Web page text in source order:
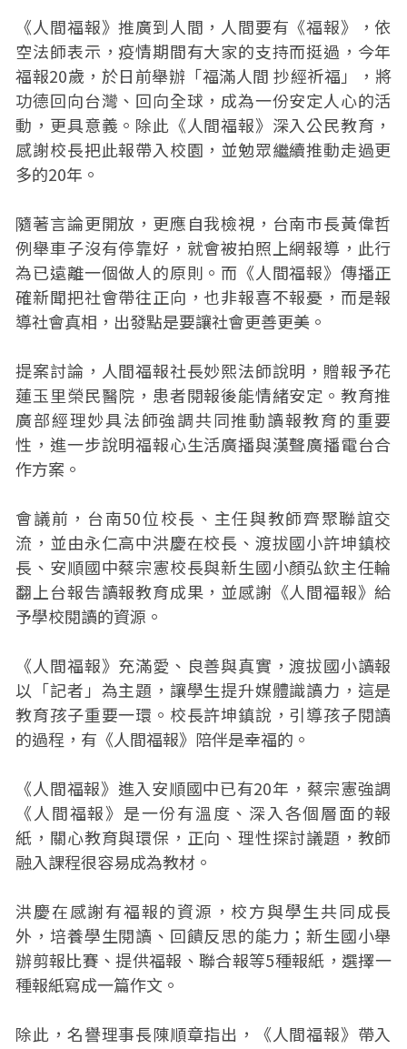
《人間福報》推廣到人間，人間要有《福報》，依
空法師表示，疫情期間有大家的支持而挺過，今年
福報20歲，於日前舉辦「福滿人間 抄經祈福」，將
功德回向台灣、回向全球，成為一份安定人心的活
動，更具意義。除此《人間福報》深入公民教育，
感謝校長把此報帶入校園，並勉眾繼續推動走過更
多的20年。
隨著言論更開放，更應自我檢視，台南市長黃偉哲
例舉車子沒有停靠好，就會被拍照上網報導，此行
為已遠離一個做人的原則。而《人間福報》傳播正
確新聞把社會帶往正向，也非報喜不報憂，而是報
導社會真相，出發點是要讓社會更善更美。
提案討論，人間福報社長妙熙法師說明，贈報予花
蓮玉里榮民醫院，患者閱報後能情緒安定。教育推
廣部經理妙具法師強調共同推動讀報教育的重要
性，進一步說明福報心生活廣播與漢聲廣播電台合
作方案。
會議前，台南50位校長、主任與教師齊聚聯誼交
流，並由永仁高中洪慶在校長、渡拔國小許坤鎮校
長、安順國中蔡宗憲校長與新生國小顏弘欽主任輪
翻上台報告讀報教育成果，並感謝《人間福報》給
予學校閱讀的資源。
《人間福報》充滿愛、良善與真實，渡拔國小讀報
以「記者」為主題，讓學生提升媒體識讀力，這是
教育孩子重要一環。校長許坤鎮說，引導孩子閱讀
的過程，有《人間福報》陪伴是幸福的。
《人間福報》進入安順國中已有20年，蔡宗憲強調
《人間福報》是一份有溫度、深入各個層面的報
紙，關心教育與環保，正向、理性探討議題，教師
融入課程很容易成為教材。
洪慶在感謝有福報的資源，校方與學生共同成長
外，培養學生閱讀、回饋反思的能力；新生國小舉
辦剪報比賽、提供福報、聯合報等5種報紙，選擇一
種報紙寫成一篇作文。
除此，名譽理事長陳順章指出，《人間福報》帶入